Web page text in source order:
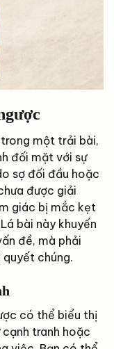
một trải bài,
đối mặt với sự
sợ đối đầu hoặc
được giải
giác bị mắc kẹt
bài này khuyến
đề, mà phải
chúng.
có thể biểu thị
tranh hoặc